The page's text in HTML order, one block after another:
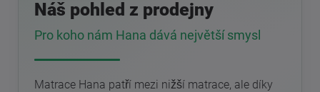
Náš pohled z prodejny
Pro koho nám Hana dává největší smysl
Matrace Hana patří mezi nižší matrace, ale díky